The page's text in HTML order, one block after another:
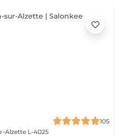
105
Alzette L-4025